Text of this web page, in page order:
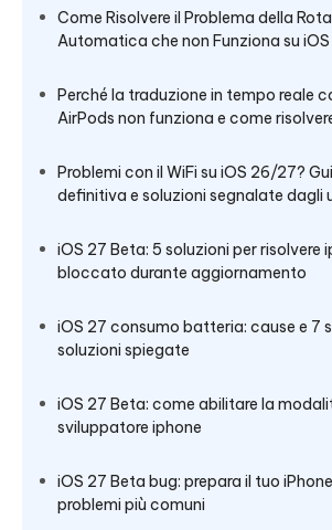
Come Risolvere il Problema della
Automatica che non Funziona su
Perché la traduzione in tempo reale
AirPods non funziona e come
Problemi con il WiFi su iOS 26/27?
definitiva e soluzioni segnalate dagli
iOS 27 Beta: 5 soluzioni per risolvere
bloccato durante aggiornamento
iOS 27 consumo batteria: cause e 7
soluzioni spiegate
iOS 27 Beta: come abilitare la
sviluppatore iphone
iOS 27 Beta bug: prepara il tuo
problemi più comuni